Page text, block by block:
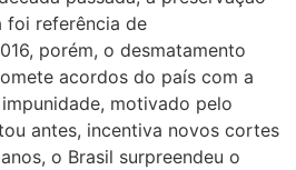
foi referência de
porém, o desmatamento
acordos do país com a
motivado pelo
antes, incentiva novos cortes
o Brasil surpreendeu o